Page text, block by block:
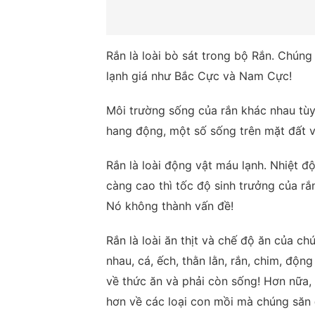
Rắn là loài bò sát trong bộ Rắn.
lạnh giá như Bắc Cực và Nam Cực!
Môi trường sống của rắn khác nhau
hang động, một số sống trên mặt đất
Rắn là loài động vật máu lạnh. Nhiệt
càng cao thì tốc độ sinh trưởng của
Nó không thành vấn đề!
Rắn là loài ăn thịt và chế độ ăn của
nhau, cá, ếch, thằn lằn, rắn, chim,
về thức ăn và phải còn sống! Hơn
hơn về các loại con mồi mà chúng